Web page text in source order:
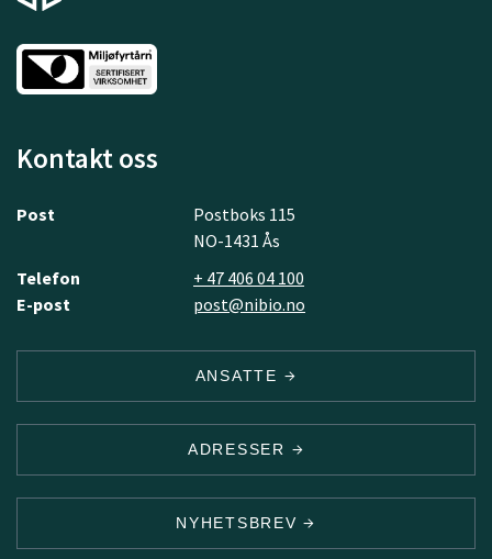
Kontakt oss
Post
Postboks 115
NO-1431 Ås
Telefon
+ 47 406 04 100
E-post
post@nibio.no
ANSATTE
ADRESSER
NYHETSBREV